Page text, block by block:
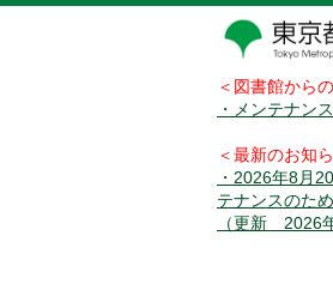
＜図書館から
・メンテナン
＜最新のお知
・2026年8月
テナンスのた
（更新 2026